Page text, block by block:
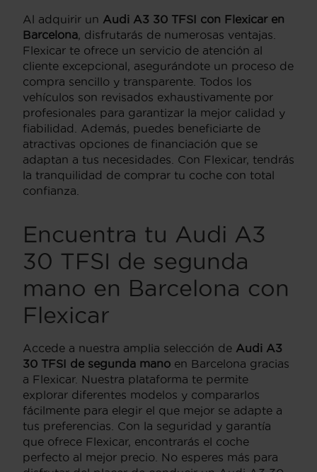
Al adquirir un Audi A3 30 TFSI con Flexicar en
Barcelona , disfrutarás de numerosas ventajas.
Flexicar te ofrece un servicio de atención al
cliente excepcional, asegurándote un proceso de
compra sencillo y transparente. Todos los
vehículos son revisados exhaustivamente por
profesionales para garantizar la mejor calidad y
fiabilidad. Además, puedes beneficiarte de
atractivas opciones de financiación que se
adaptan a tus necesidades. Con Flexicar, tendrás
la tranquilidad de comprar tu coche con total
confianza.
Encuentra tu Audi A3
30 TFSI de segunda
mano en Barcelona con
Flexicar
Accede a nuestra amplia selección de Audi A3
30 TFSI de segunda mano en Barcelona gracias
a Flexicar. Nuestra plataforma te permite
explorar diferentes modelos y compararlos
fácilmente para elegir el que mejor se adapte a
tus preferencias. Con la seguridad y garantía
que ofrece Flexicar, encontrarás el coche
perfecto al mejor precio. No esperes más para